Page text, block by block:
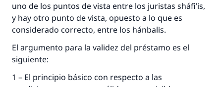
uno de los puntos de vista entre los juristas sháfi’is,
y hay otro punto de vista, opuesto a lo que es
considerado correcto, entre los hánbalis.
El argumento para la validez del préstamo es el
siguiente:
1 – El principio básico con respecto a las
La respuesta no. 110845 salvó un
matrimonio.
Desde la Q hasta la A, su contribución ayuda a